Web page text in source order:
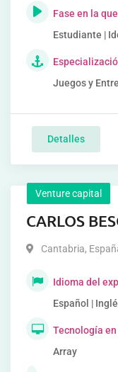
Fase en la
Estudiante |
Juegos y
Detalles
Venture capital
CARLOS
Cantabria,
Idioma del
Español |
Tecnología
Array